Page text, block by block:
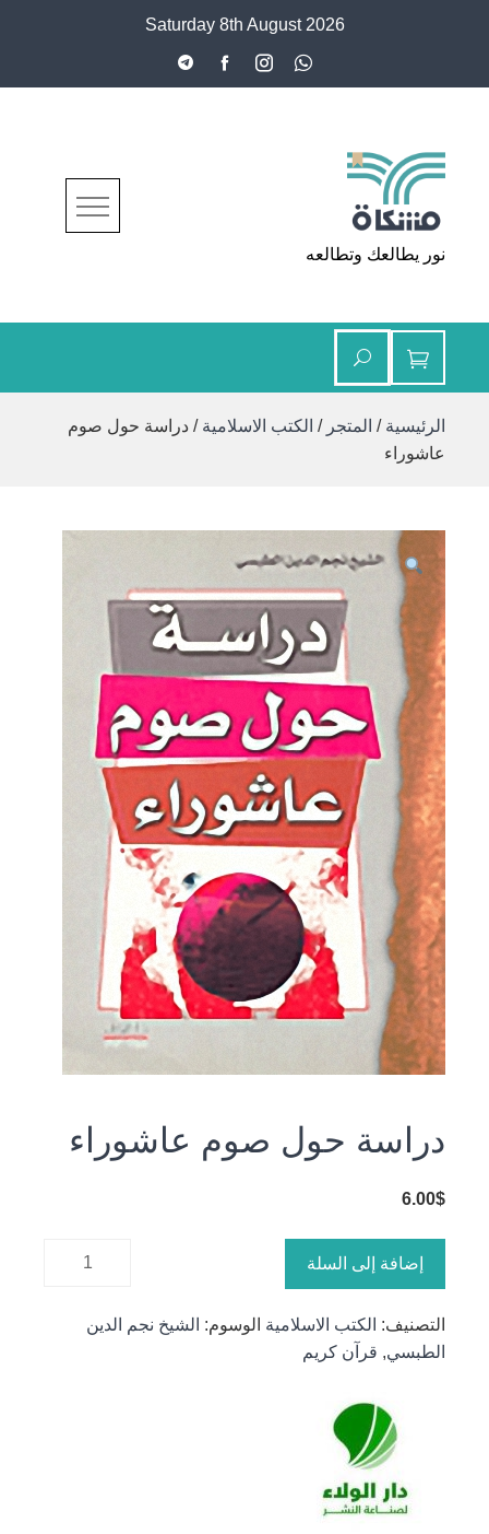
Saturday 8th August 2026
مشكاة
نور يطالعك وتطالعه
الرئيسية / المتجر / الكتب الاسلامية / دراسة حول صوم
عاشوراء
دراسة حول صوم عاشوراء
6.00$
عاشوراء
إضافة إلى السلة
التصنيف: الكتب الاسلامية الوسوم: الشيخ نجم الدين
الطبسي, قرآن كريم